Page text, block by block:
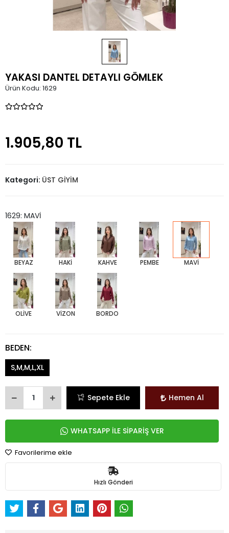
YAKASI DANTEL DETAYLI GÖMLEK
Ürün Kodu: 1629
1.905,80 TL
Kategori: ÜST GİYİM
1629: MAVİ
BEYAZ HAKİ KAHVE PEMBE MAVİ
OLİVE VİZON BORDO
BEDEN:
S,M,M,L,XL
Sepete Ekle Hemen Al
WHATSAPP İLE SİPARİŞ VER
Favorilerime ekle
Hızlı Gönderi